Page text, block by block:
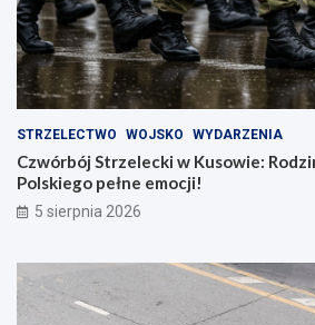
STRZELECTWO WOJSKO WYDARZENIA
Czwórbój Strzelecki w Kusowie:
Polskiego pełne emocji!
5 sierpnia 2026